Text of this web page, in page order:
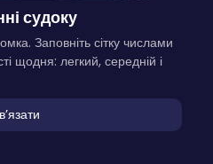
судоку
Заповніть сітку числами
щодня: легкий, середній і